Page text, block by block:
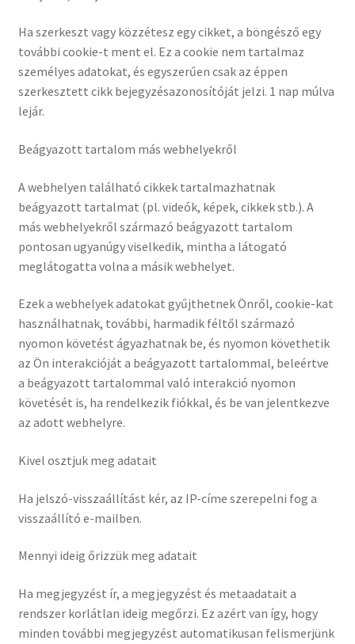
Ha szerkeszt vagy közzétesz egy cikket, a böngésző egy
további cookie-t ment el. Ez a cookie nem tartalmaz
személyes adatokat, és egyszerűen csak az éppen
szerkesztett cikk bejegyzésazonosítóját jelzi. 1 nap múlva
lejár.
Beágyazott tartalom más webhelyekről
A webhelyen található cikkek tartalmazhatnak
beágyazott tartalmat (pl. videók, képek, cikkek stb.). A
más webhelyekről származó beágyazott tartalom
pontosan ugyanúgy viselkedik, mintha a látogató
meglátogatta volna a másik webhelyet.
Ezek a webhelyek adatokat gyűjthetnek Önről, cookie-kat
használhatnak, további, harmadik féltől származó
nyomon követést ágyazhatnak be, és nyomon követhetik
az Ön interakcióját a beágyazott tartalommal, beleértve
a beágyazott tartalommal való interakció nyomon
követését is, ha rendelkezik fiókkal, és be van jelentkezve
az adott webhelyre.
Kivel osztjuk meg adatait
Ha jelszó-visszaállítást kér, az IP-címe szerepelni fog a
visszaállító e-mailben.
Mennyi ideig őrizzük meg adatait
Ha megjegyzést ír, a megjegyzést és metaadatait a
rendszer korlátlan ideig megőrzi. Ez azért van így, hogy
minden további megjegyzést automatikusan felismerjünk